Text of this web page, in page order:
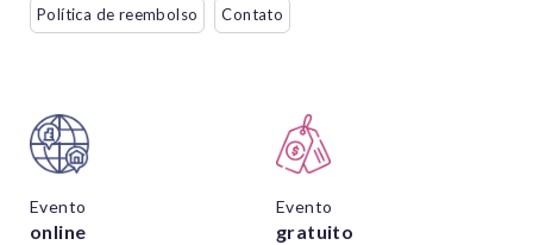
Política de reembolso Contato
Evento
online
Evento
gratuito